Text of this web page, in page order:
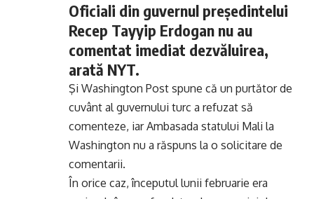
Oficiali din guvernul preşedintelui
Recep Tayyip Erdogan nu au
comentat imediat dezvăluirea,
arată NYT.
Şi Washington Post spune că un purtător de
cuvânt al guvernului turc a refuzat să
comenteze, iar Ambasada statului Mali la
Washington nu a răspuns la o solicitare de
comentarii.
În orice caz, începutul lunii februarie era